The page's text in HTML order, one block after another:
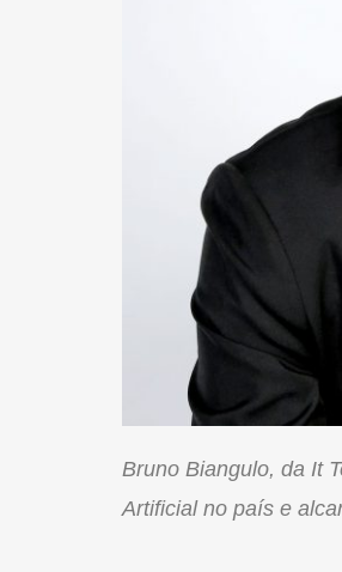
Bruno Biangulo, da It
Artificial no país e